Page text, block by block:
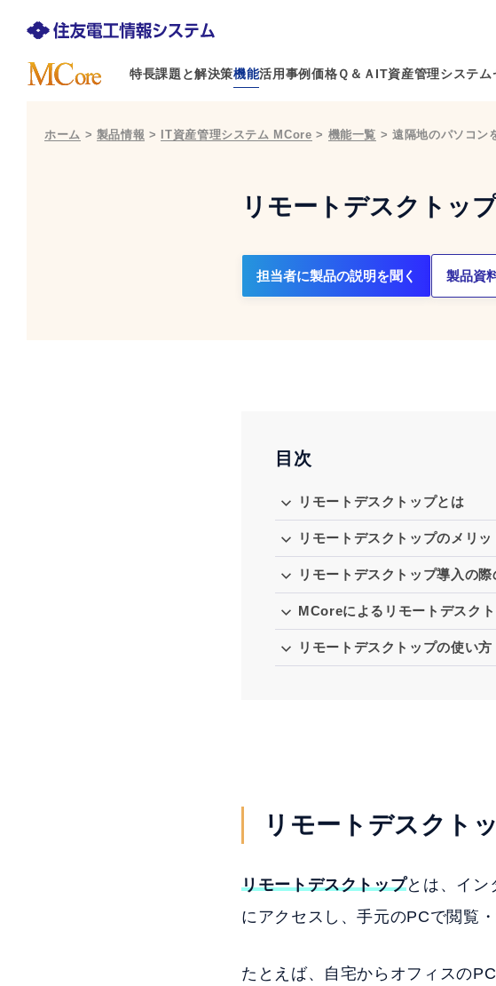
特長課題と解決策機能活用事例価格Ｑ＆Ａ IT資産管理システム
ホーム > 製品情報 > IT資産管理システム MCore > 機能一覧 > 遠隔地のパソコン
リモートデスクトッ
担当者に製品の説明を聞く 製品資
目次
リモートデスクトップとは
リモートデスクトップのメリッ
リモートデスクトップ導入の
MCoreによるリモートデスク
リモートデスクトップの使い方
リモートデスクト
リモートデスクトップとは、イン
にアクセスし、手元のPCで閲覧・
たとえば、自宅からオフィスの